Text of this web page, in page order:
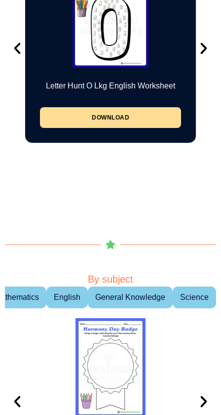
Letter Hunt O Lkg English Worksheet
DOWNLOAD
By subject
English General Knowledge Science